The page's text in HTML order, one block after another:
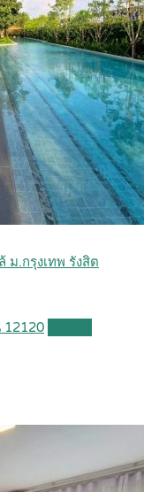
ม.กรุงเทพ รังสิต
12120